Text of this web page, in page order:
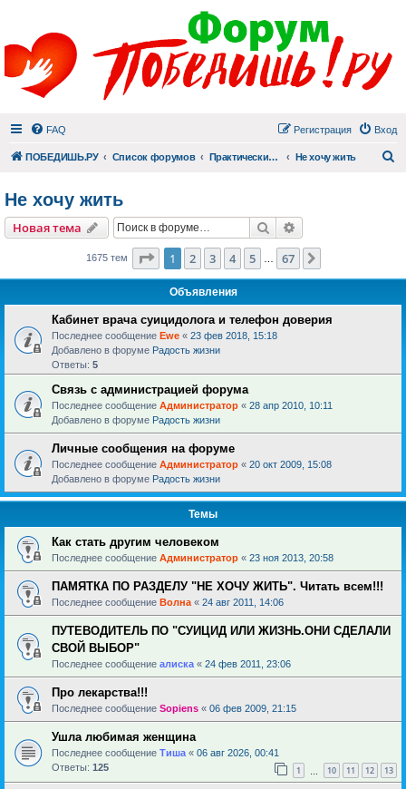
FAQ Вход
Регистрация
ПОБЕДИШЬ.РУ Список форумов Практический раздел Не хочу жить
Не хочу жить
Новая тема Поиск
1675 тем Страница из 67
1 2 3 4 5 67
Объявления
Кабинет врача суицидолога и телефон доверия
Последнее сообщение Ewe « 23 фев 2018, 15:18
Добавлено в форуме Радость жизни
Ответы: 5
Связь с администрацией форума
Последнее сообщение Администратор « 28 апр 2010, 10:11
Добавлено в форуме Радость жизни
Личные сообщения на форуме
Последнее сообщение Администратор « 20 окт 2009, 15:08
Добавлено в форуме Радость жизни
Темы
Как стать другим человеком
Последнее сообщение Администратор « 23 ноя 2013, 20:58
ПАМЯТКА ПО РАЗДЕЛУ "НЕ ХОЧУ ЖИТЬ". Читать всем!!!
Последнее сообщение Волна « 24 авг 2011, 14:06
ПУТЕВОДИТЕЛЬ ПО "СУИЦИД ИЛИ ЖИЗНЬ.ОНИ СДЕЛАЛИ
СВОЙ ВЫБОР"
Последнее сообщение алиска « 24 фев 2011, 23:06
Про лекарства!!!
Последнее сообщение Sopiens « 06 фев 2009, 21:15
Ушла любимая женщина
Последнее сообщение Тиша « 06 авг 2026, 00:41
Ответы: 125 1 10 11 12 13